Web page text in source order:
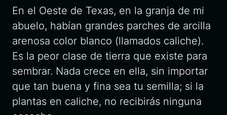
En el Oeste de Texas, en la granja de mi
abuelo, habían grandes parches de arcilla
arenosa color blanco (llamados caliche).
Es la peor clase de tierra que existe para
sembrar. Nada crece en ella, sin importar
que tan buena y fina sea tu semilla; si la
plantas en caliche, no recibirás ninguna